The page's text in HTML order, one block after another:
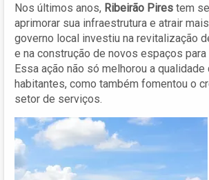
Nos últimos anos, Ribeirão Pires tem
aprimorar sua infraestrutura e atrair
governo local investiu na revitalização
e na construção de novos espaços
Essa ação não só melhorou a
habitantes, como também fomentou o
setor de serviços.